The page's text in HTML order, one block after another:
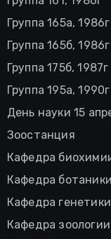
Группа 165а, 1986г
Группа 165б, 1986г
Группа 175б, 1987г
Группа 195а, 1990г
День науки 15
Зоостанция
Кафедра
Кафедра ботаники
Кафедра генетики
Кафедра